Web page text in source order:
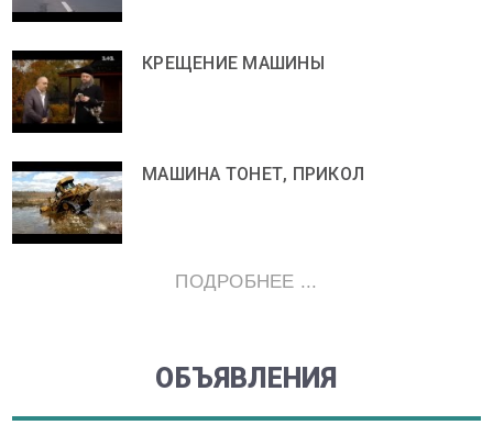
КРЕЩЕНИЕ МАШИНЫ
МАШИНА ТОНЕТ, ПРИКОЛ
ПОДРОБНЕЕ ...
ОБЪЯВЛЕНИЯ